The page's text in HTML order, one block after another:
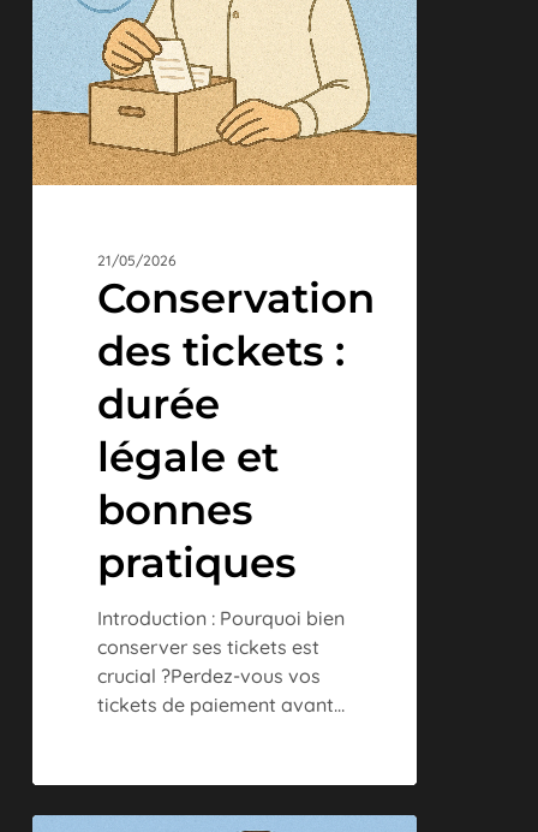
bonnes
pratiques
21/05/2026
Conservation
des tickets :
durée
légale et
bonnes
pratiques
Introduction : Pourquoi bien
conserver ses tickets est
crucial ?Perdez-vous vos
tickets de paiement avant…